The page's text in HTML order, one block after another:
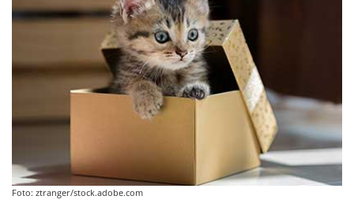
Foto: ztranger/stock.adobe.com